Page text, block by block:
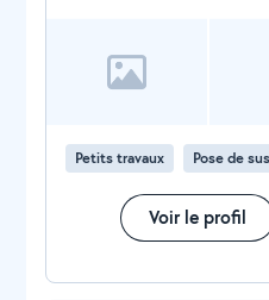
Petits travaux Pose de
Voir le profil